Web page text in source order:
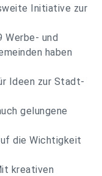
Initiative zur
und
haben
Ideen zur Stadt-
gelungene
die Wichtigkeit
kreativen